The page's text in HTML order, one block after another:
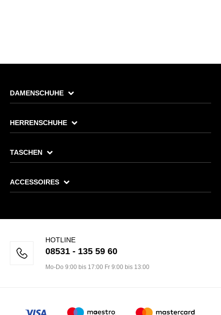
DAMENSCHUHE
HERRENSCHUHE
TASCHEN
ACCESSOIRES
HOTLINE
08531 - 135 59 60
Mo-Do 9:00 bis 17:00 Fr 9:00 bis 13:00